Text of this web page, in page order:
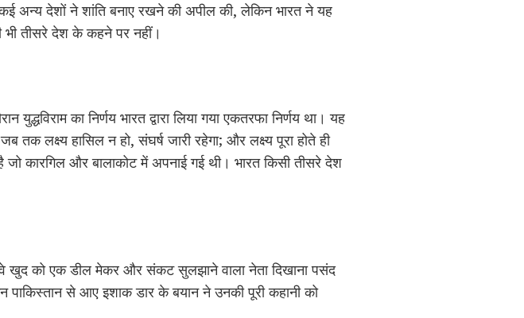
अन्य देशों ने शांति बनाए रखने की अपील की, लेकिन भारत ने यह
भी तीसरे देश के कहने पर नहीं।
का निर्णय भारत द्वारा लिया गया एकतरफा निर्णय था। यह
तक लक्ष्य हासिल न हो, संघर्ष जारी रहेगा; और लक्ष्य पूरा होते ही
कारगिल और बालाकोट में अपनाई गई थी। भारत किसी तीसरे देश
वे खुद को एक डील मेकर और संकट सुलझाने वाला नेता दिखाना पसंद
से आए इशाक डार के बयान ने उनकी पूरी कहानी को